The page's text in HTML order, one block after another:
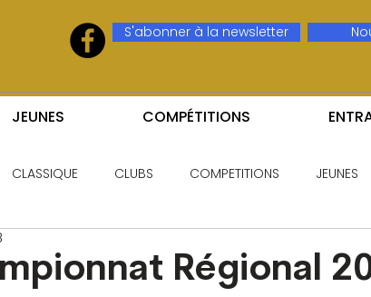
S'abonner à la newsletter
JEUNES COMPÉTITIONS
CLASSIQUE CLUBS COMPETITIONS JEUNES
Régional